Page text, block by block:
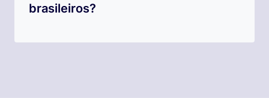
brasileiros?